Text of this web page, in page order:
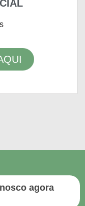
agora